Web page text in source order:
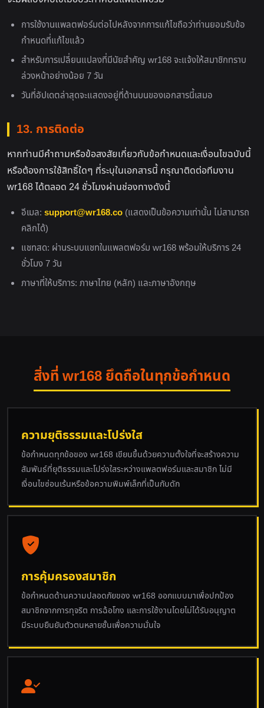
การใช้งานแพลตฟอร์มต่อไปหลังจากการแก้ไขถือว่าท่านยอมรับข้อ
กำหนดที่แก้ไขแล้ว
สำหรับการเปลี่ยนแปลงที่มีนัยสำคัญ wr168 จะแจ้งให้สมาชิกทราบ
ล่วงหน้าอย่างน้อย 7 วัน
วันที่อัปเดตล่าสุดจะแสดงอยู่ที่ด้านบนของเอกสารนี้เสมอ
13. การติดต่อ
หากท่านมีคำถามหรือข้อสงสัยเกี่ยวกับข้อกำหนดและเงื่อนไขฉบับนี้
หรือต้องการใช้สิทธิ์ใดๆ ที่ระบุในเอกสารนี้ กรุณาติดต่อทีมงาน
wr168 ได้ตลอด 24 ชั่วโมงผ่านช่องทางดังนี้
อีเมล: support@wr168.co (แสดงเป็นข้อความเท่านั้น ไม่สามารถ
คลิกได้)
แชทสด: ผ่านระบบแชทในแพลตฟอร์ม wr168 พร้อมให้บริการ 24
ชั่วโมง 7 วัน
ภาษาที่ให้บริการ: ภาษาไทย (หลัก) และภาษาอังกฤษ
สิ่งที่ wr168 ยึดถือในทุกข้อกำหนด
ความยุติธรรมและโปร่งใส
ข้อกำหนดทุกข้อของ wr168 เขียนขึ้นด้วยความตั้งใจที่จะสร้างความ
สัมพันธ์ที่ยุติธรรมและโปร่งใสระหว่างแพลตฟอร์มและสมาชิก ไม่มี
เงื่อนไขซ่อนเร้นหรือข้อความพิมพ์เล็กที่เป็นกับดัก
การคุ้มครองสมาชิก
ข้อกำหนดด้านความปลอดภัยของ wr168 ออกแบบมาเพื่อปกป้อง
สมาชิกจากการทุจริต การฉ้อโกง และการใช้งานโดยไม่ได้รับอนุญาต
มีระบบยืนยันตัวตนหลายชั้นเพื่อความมั่นใจ